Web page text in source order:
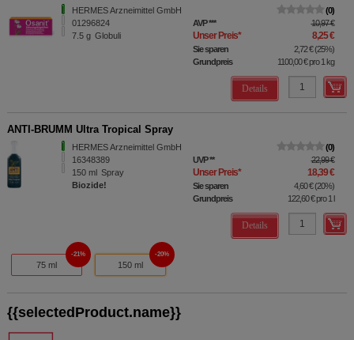
HERMES Arzneimittel GmbH
01296824
7.5 g Globuli
0
AVP*** 10,97 €
Unser Preis* 8,25 €
Sie sparen 2,72 €(25%)
Grundpreis
1100,00 €pro 1 kg
Details
ANTI-BRUMM Ultra Tropical Spray
HERMES Arzneimittel GmbH
16348389
150 ml Spray
Biozide!
0
UVP** 22,99 €
Unser Preis* 18,39 €
Sie sparen 4,60 €(20%)
Grundpreis
122,60 €pro 1 l
Details
75 ml
21%
150 ml
20%
{{selectedProduct.name}}